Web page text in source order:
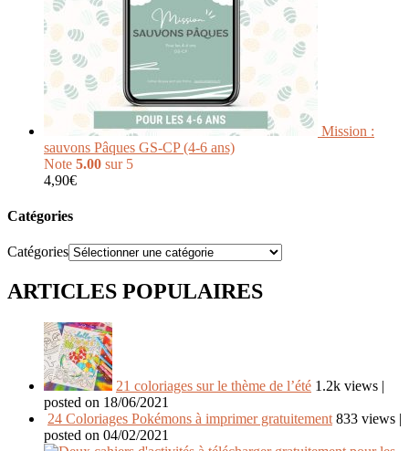
Mission :
sauvons Pâques GS-CP (4-6 ans)
Note 5.00 sur 5
4,90€
Catégories
Catégories
ARTICLES POPULAIRES
21 coloriages sur le thème de l’été 1.2k views |
posted on 18/06/2021
24 Coloriages Pokémons à imprimer gratuitement 833 views |
posted on 04/02/2021